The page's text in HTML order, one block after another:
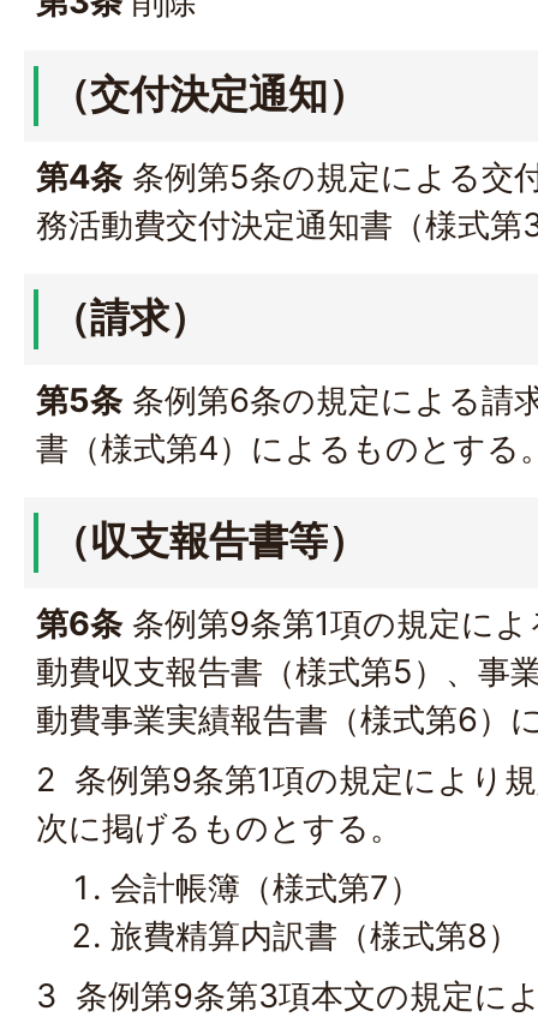
（交付決定通知）
第4条条例第5条の規定による交
務活動費交付決定通知書（様式
（請求）
第5条条例第6条の規定による請
書（様式第4）によるものとする
（収支報告書等）
第6条条例第9条第1項の規定に
動費収支報告書（様式第5）、事
動費事業実績報告書（様式第6）
2 条例第9条第1項の規定により
次に掲げるものとする。
会計帳簿（様式第7）
旅費精算内訳書（様式第8）
3 条例第9条第3項本文の規定に